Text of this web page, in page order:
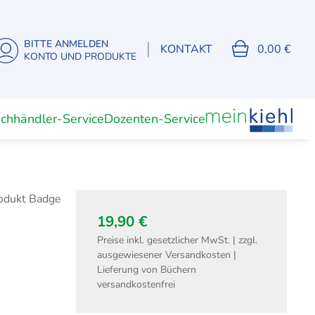
BITTE ANMELDEN
KONTO UND PRODUKTE
| KONTAKT 0,00 €
ServiceDozenten-Service
Unterrichtsmaterial
Dozenten
Fachwirte
Fachwirt Büro- und
(Digitale) Lernkarten
19,90 €
Preise inkl. gesetzlicher MwSt. | zzgl.
ausgewiesener Versandkosten |
Lieferung von Büchern
versandkostenfrei